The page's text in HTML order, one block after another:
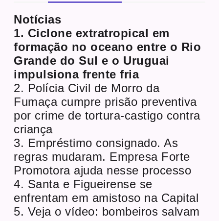
Notícias
1. Ciclone extratropical em
formação no oceano entre o Rio
Grande do Sul e o Uruguai
impulsiona frente fria
2. Polícia Civil de Morro da
Fumaça cumpre prisão preventiva
por crime de tortura-castigo contra
criança
3. Empréstimo consignado. As
regras mudaram. Empresa Forte
Promotora ajuda nesse processo
4. Santa e Figueirense se
enfrentam em amistoso na Capital
5. Veja o vídeo: bombeiros salvam